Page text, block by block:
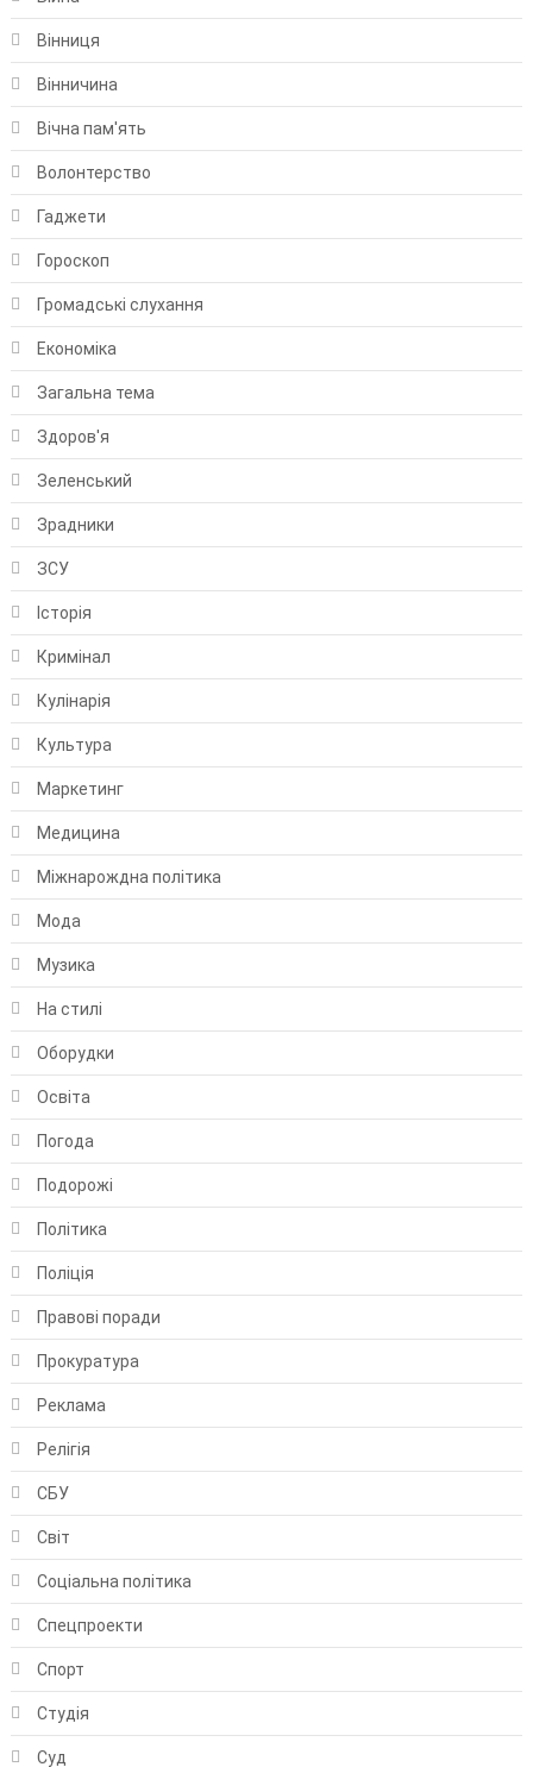
Вінниця
Вінничина
Вічна пам'ять
Волонтерство
Гаджети
Гороскоп
Громадські слухання
Економіка
Загальна тема
Здоров'я
Зеленський
Зрадники
ЗСУ
Історія
Кримінал
Кулінарія
Культура
Маркетинг
Медицина
Міжнарождна політика
Мода
Музика
На стилі
Оборудки
Освіта
Погода
Подорожі
Політика
Поліція
Правові поради
Прокуратура
Реклама
Релігія
СБУ
Світ
Соціальна політика
Спецпроекти
Спорт
Студія
Суд